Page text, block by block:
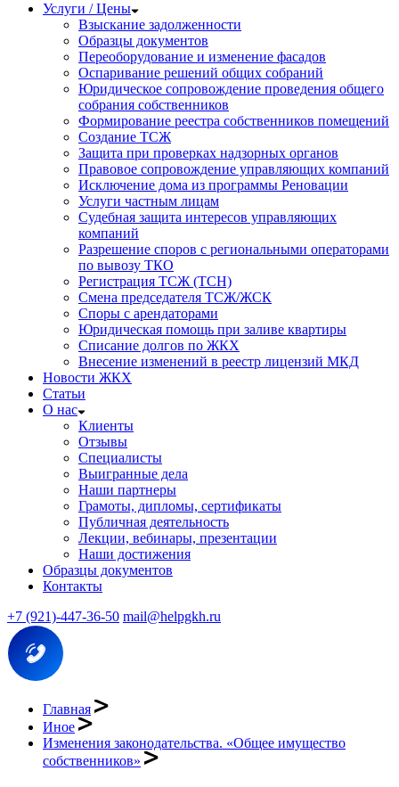
Услуги / Цены
Взыскание задолженности
Образцы документов
Переоборудование и изменение фасадов
Оспаривание решений общих собраний
Юридическое сопровождение проведения общего
собрания собственников
Формирование реестра собственников помещений
Создание ТСЖ
Защита при проверках надзорных органов
Правовое сопровождение управляющих компаний
Исключение дома из программы Реновации
Услуги частным лицам
Судебная защита интересов управляющих
компаний
Разрешение споров с региональными операторами
по вывозу ТКО
Регистрация ТСЖ (ТСН)
Смена председателя ТСЖ/ЖСК
Споры с арендаторами
Юридическая помощь при заливе квартиры
Списание долгов по ЖКХ
Внесение изменений в реестр лицензий МКД
Новости ЖКХ
Статьи
О нас
Клиенты
Отзывы
Специалисты
Выигранные дела
Наши партнеры
Грамоты, дипломы, сертификаты
Публичная деятельность
Лекции, вебинары, презентации
Наши достижения
Образцы документов
Контакты
+7 (921)-447-36-50 mail@helpgkh.ru
Главная
Иное
Изменения законодательства. «Общее имущество
собственников»